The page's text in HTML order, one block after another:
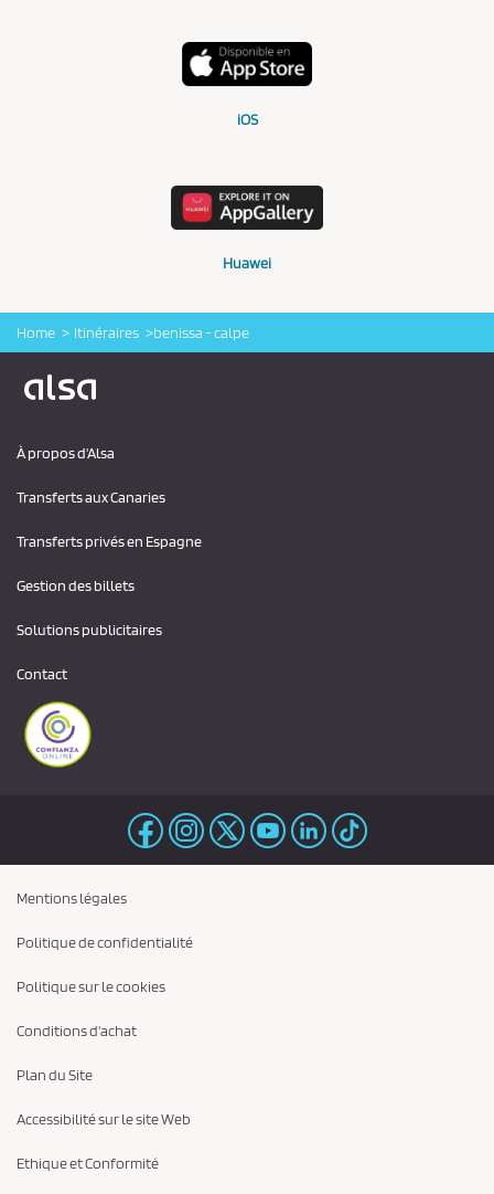
iOS
Huawei
Home Itinéraires benissa - calpe
À propos d'Alsa
Transferts aux Canaries
Transferts privés en Espagne
Gestion des billets
Solutions publicitaires
Contact
Logo Alsa
Mentions légales
Politique de confidentialité
Politique sur le cookies
Conditions d'achat
Plan du Site
Accessibilité sur le site Web
Ethique et Conformité